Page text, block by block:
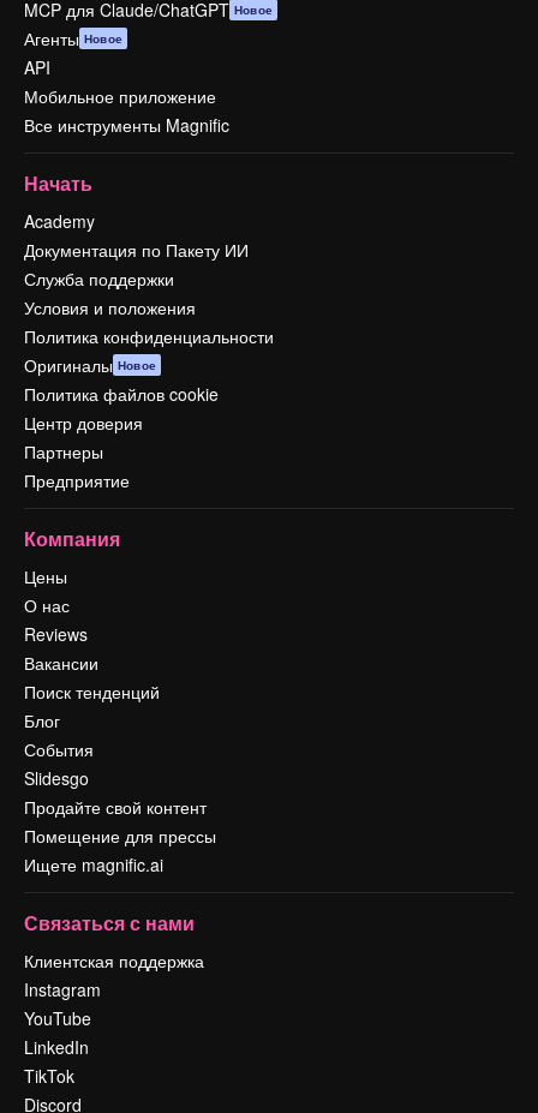
MCP для Claude/ChatGPT Новое
Агенты Новое
API
Мобильное приложение
Все инструменты Magnific
Начать
Academy
Документация по Пакету ИИ
Служба поддержки
Условия и положения
Политика конфиденциальности
Оригиналы Новое
Политика файлов cookie
Центр доверия
Партнеры
Предприятие
Компания
Цены
О нас
Reviews
Вакансии
Поиск тенденций
Блог
События
Slidesgo
Продайте свой контент
Помещение для прессы
Ищете magnific.ai
Связаться с нами
Клиентская поддержка
Instagram
YouTube
LinkedIn
TikTok
Discord